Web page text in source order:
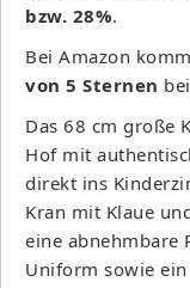
bzw. 28%.
Bei Amazon
von 5 Sternen
Das 68 cm große
Hof mit
direkt ins
Kran mit Klaue
eine abnehmbare
Uniform sowie